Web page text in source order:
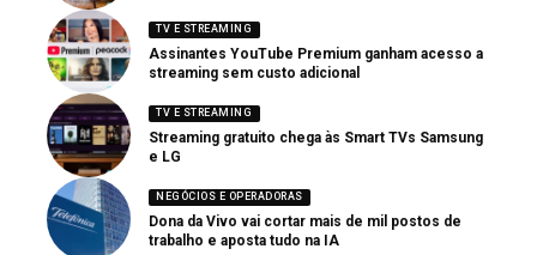
TV E STREAMING
Assinantes YouTube Premium ganham acesso a
streaming sem custo adicional
TV E STREAMING
Streaming gratuito chega às Smart TVs Samsung
e LG
NEGÓCIOS E OPERADORAS
Dona da Vivo vai cortar mais de mil postos de
trabalho e aposta tudo na IA